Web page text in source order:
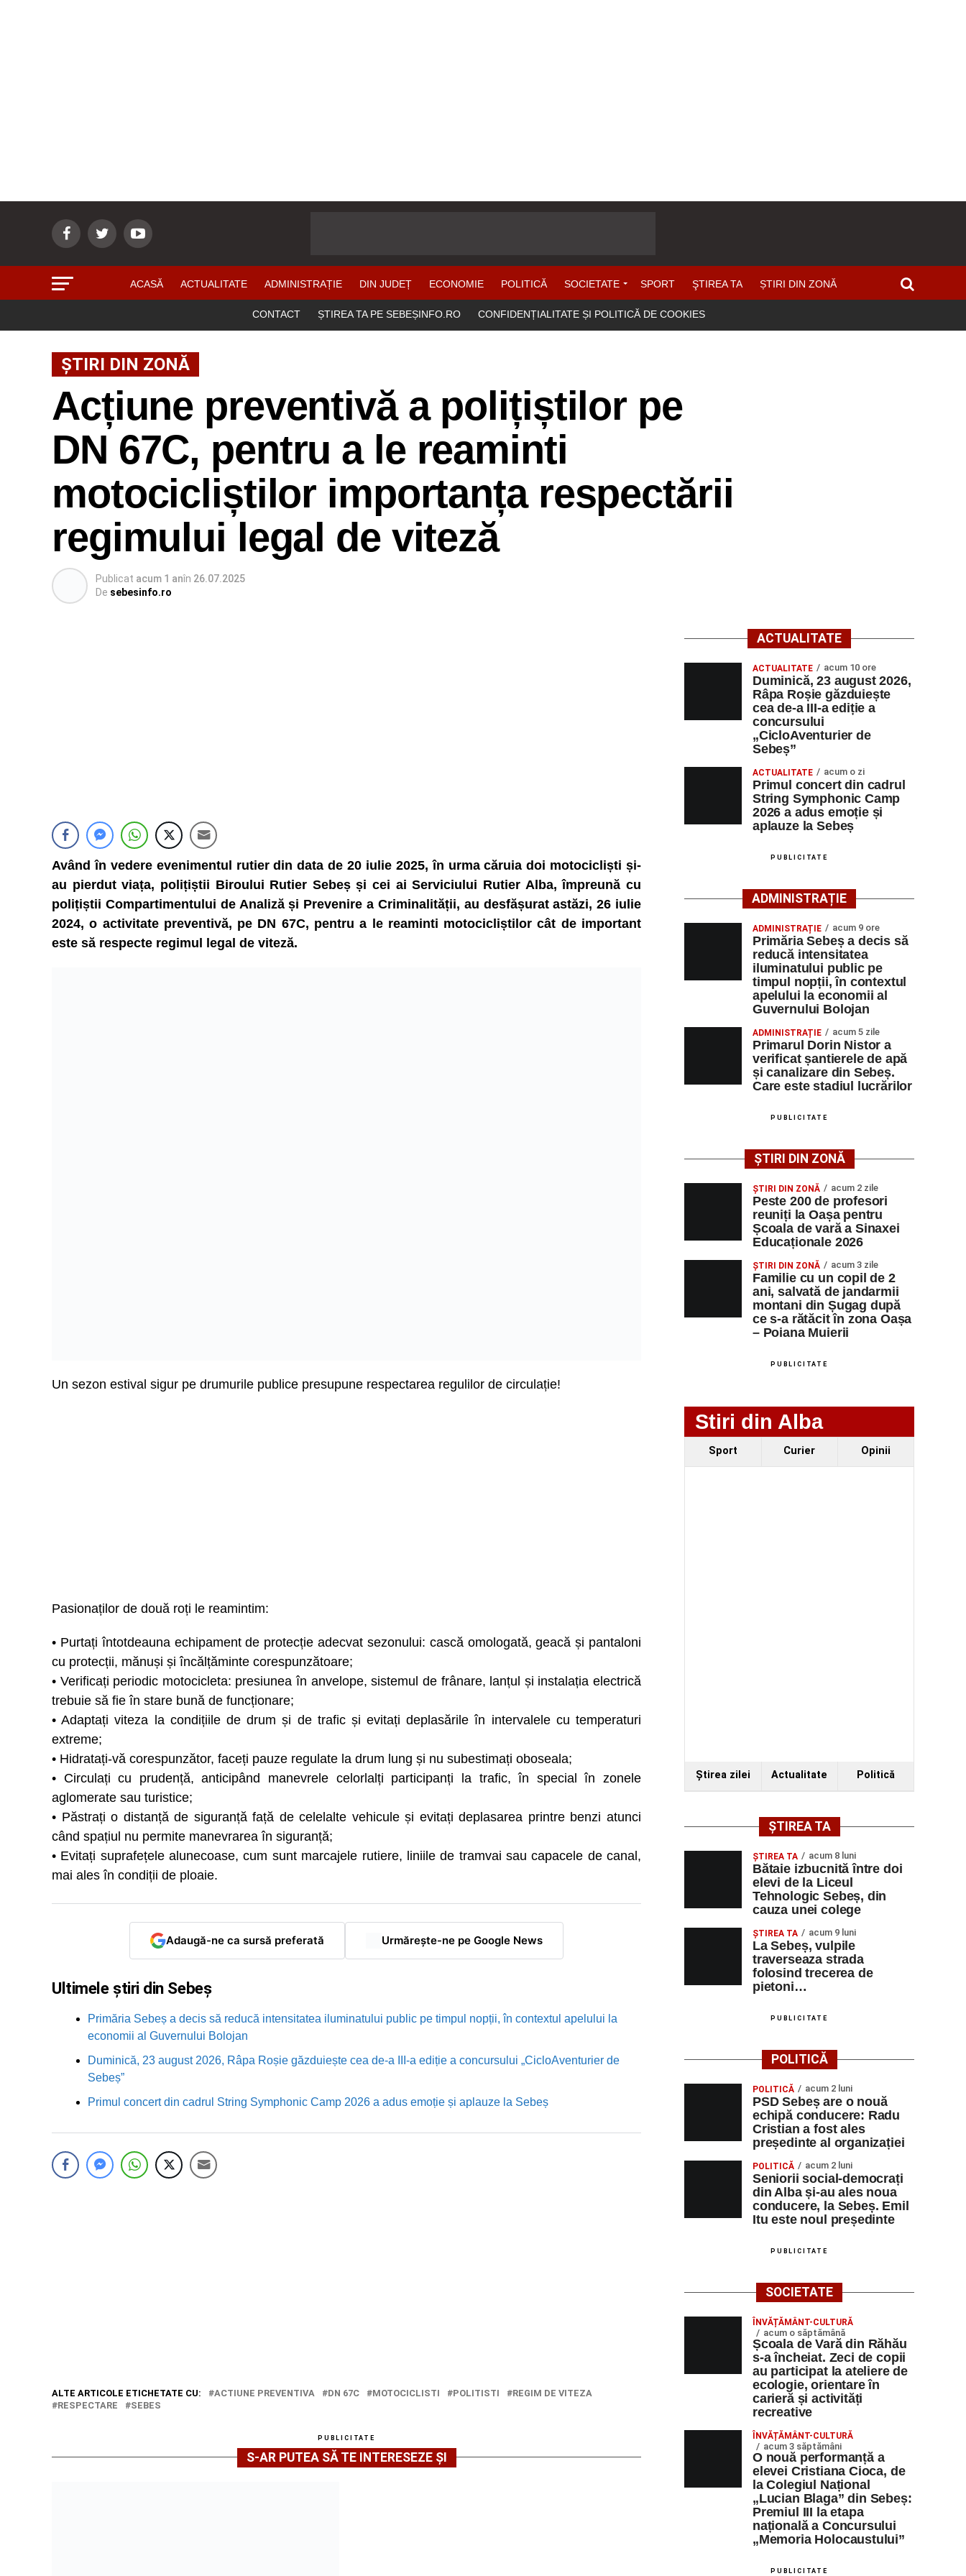
ACASĂ ACTUALITATE ADMINISTRAȚIE DIN JUDEȚ ECONOMIE POLITICĂ SOCIETATE SPORT ŞTIREA TA ȘTIRI DIN ZONĂ
CONTACT ȘTIREA TA PE SEBEȘINFO.RO CONFIDENȚIALITATE ȘI POLITICĂ DE COOKIES
ȘTIRI DIN ZONĂ
Acțiune preventivă a polițiștilor pe
DN 67C, pentru a le reaminti
motocicliștilor importanța respectării
regimului legal de viteză
Publicat acum 1 anîn 26.07.2025
De sebesinfo.ro
Având în vedere evenimentul rutier din data de 20 iulie 2025, în urma căruia doi motocicliști și-
au pierdut viața, polițiștii Biroului Rutier Sebeș și cei ai Serviciului Rutier Alba, împreună cu
polițiștii Compartimentului de Analiză și Prevenire a Criminalității, au desfășurat astăzi, 26 iulie
2024, o activitate preventivă, pe DN 67C, pentru a le reaminti motocicliștilor cât de important
este să respecte regimul legal de viteză.
Un sezon estival sigur pe drumurile publice presupune respectarea regulilor de circulație!
Pasionaților de două roți le reamintim:
• Purtați întotdeauna echipament de protecție adecvat sezonului: cască omologată, geacă și pantaloni
cu protecții, mănuși și încălțăminte corespunzătoare;
• Verificați periodic motocicleta: presiunea în anvelope, sistemul de frânare, lanțul și instalația electrică
trebuie să fie în stare bună de funcționare;
• Adaptați viteza la condițiile de drum și de trafic și evitați deplasările în intervalele cu temperaturi
extreme;
• Hidratați-vă corespunzător, faceți pauze regulate la drum lung și nu subestimați oboseala;
• Circulați cu prudență, anticipând manevrele celorlalți participanți la trafic, în special în zonele
aglomerate sau turistice;
• Păstrați o distanță de siguranță față de celelalte vehicule și evitați deplasarea printre benzi atunci
când spațiul nu permite manevrarea în siguranță;
• Evitați suprafețele alunecoase, cum sunt marcajele rutiere, liniile de tramvai sau capacele de canal,
mai ales în condiții de ploaie.
Adaugă-ne ca sursă preferată Urmărește-ne pe Google News
Ultimele știri din Sebeș
Primăria Sebeș a decis să reducă intensitatea iluminatului public pe timpul nopții, în contextul apelului la
economii al Guvernului Bolojan
Duminică, 23 august 2026, Râpa Roșie găzduiește cea de-a III-a ediție a concursului „CicloAventurier de
Sebeș”
Primul concert din cadrul String Symphonic Camp 2026 a adus emoție și aplauze la Sebeș
ALTE ARTICOLE ETICHETATE CU: ACTIUNE PREVENTIVA DN 67C MOTOCICLISTI POLITISTI
REGIM DE VITEZA
RESPECTARE
SEBES
PUBLICITATE
S-AR PUTEA SĂ TE INTERESEZE ȘI
ACTUALITATE
ACTUALITATE acum 10 ore
Duminică, 23 august 2026,
Râpa Roșie găzduiește
cea de-a III-a ediție a
concursului
„CicloAventurier de
Sebeș”
ACTUALITATE acum o zi
Primul concert din cadrul
String Symphonic Camp
2026 a adus emoție și
aplauze la Sebeș
PUBLICITATE
ADMINISTRAȚIE
ADMINISTRAȚIE acum 9 ore
Primăria Sebeș a decis să
reducă intensitatea
iluminatului public pe
timpul nopții, în contextul
apelului la economii al
Guvernului Bolojan
ADMINISTRAȚIE acum 5 zile
Primarul Dorin Nistor a
verificat șantierele de apă
și canalizare din Sebeș.
Care este stadiul lucrărilor
PUBLICITATE
ȘTIRI DIN ZONĂ
ȘTIRI DIN ZONĂ acum 2 zile
Peste 200 de profesori
reuniți la Oașa pentru
Școala de vară a Sinaxei
Educaționale 2026
ȘTIRI DIN ZONĂ acum 3 zile
Familie cu un copil de 2
ani, salvată de jandarmii
montani din Șugag după
ce s-a rătăcit în zona Oașa
– Poiana Muierii
PUBLICITATE
Stiri din Alba
Sport Curier Opinii
Ştirea zilei Actualitate Politică
ȘTIREA TA
ŞTIREA TA acum 8 luni
Bătaie izbucnită între doi
elevi de la Liceul
Tehnologic Sebeș, din
cauza unei colege
ŞTIREA TA acum 9 luni
La Sebeș, vulpile
traverseaza strada
folosind trecerea de
pietoni…
PUBLICITATE
POLITICĂ
POLITICĂ acum 2 luni
PSD Sebeș are o nouă
echipă conducere: Radu
Cristian a fost ales
președinte al organizației
POLITICĂ acum 2 luni
Seniorii social-democrați
din Alba și-au ales noua
conducere, la Sebeș. Emil
Itu este noul președinte
PUBLICITATE
SOCIETATE
ÎNVĂȚĂMÂNT-CULTURĂ
acum o săptămână
Școala de Vară din Răhău
s-a încheiat. Zeci de copii
au participat la ateliere de
ecologie, orientare în
carieră și activități
recreative
ÎNVĂȚĂMÂNT-CULTURĂ
acum 3 săptămâni
O nouă performanță a
elevei Cristiana Cioca, de
la Colegiul Național
„Lucian Blaga” din Sebeș:
Premiul III la etapa
națională a Concursului
„Memoria Holocaustului”
PUBLICITATE